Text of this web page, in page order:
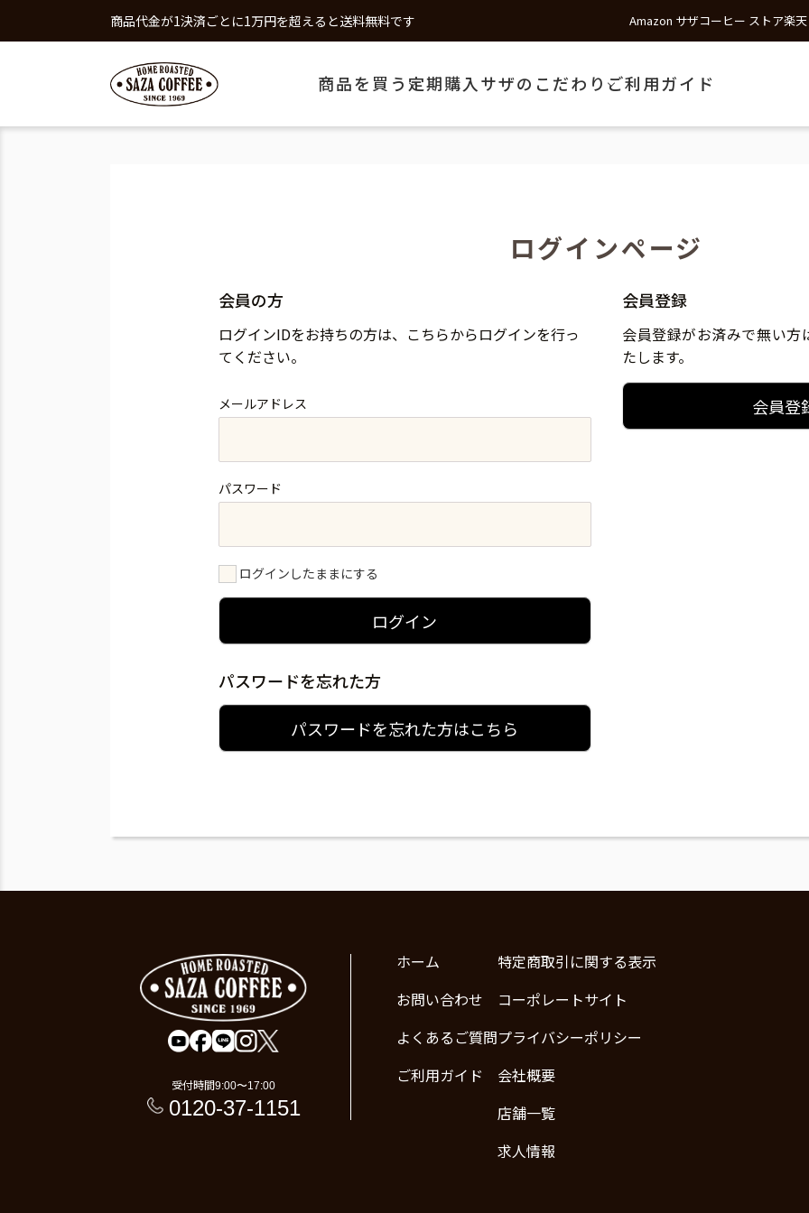
商品代金が1決済ごとに1万円を超えると送料無料です Amazon サザコーヒー ストア楽
商品を買う 定期購入 サザのこだわり ご利用ガイド
ログインページ
会員の方
ログインIDをお持ちの方は、こちらからログインを行っ
てください。
メールアドレス
パスワード
ログインしたままにする
ログイン
パスワードを忘れた方
パスワードを忘れた方はこちら
会員登録
会員登録がお済みで無い
たします。
会員登
受付時間9:00〜17:00
0120-37-1151
ホーム
お問い合わせ
よくあるご質問
ご利用ガイド
特定商取引に関する表示
コーポレートサイト
プライバシーポリシー
会社概要
店舗一覧
求人情報